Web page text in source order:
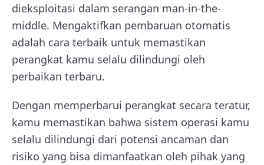
dieksploitasi dalam serangan man-in-the-
middle. Mengaktifkan pembaruan otomatis
adalah cara terbaik untuk memastikan
perangkat kamu selalu dilindungi oleh
perbaikan terbaru.
Dengan memperbarui perangkat secara teratur,
kamu memastikan bahwa sistem operasi kamu
selalu dilindungi dari potensi ancaman dan
risiko yang bisa dimanfaatkan oleh pihak yang